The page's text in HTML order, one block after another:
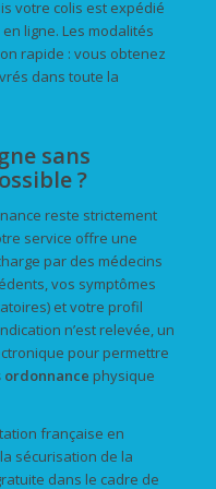
votre colis est expédié
ligne. Les modalités
rapide : vous obtenez
dans toute la
sans
?
reste strictement
service offre une
par des médecins
vos symptômes
et votre profil
n’est relevée, un
pour permettre
ordonnance physique
française en
sécurisation de la
dans le cadre de